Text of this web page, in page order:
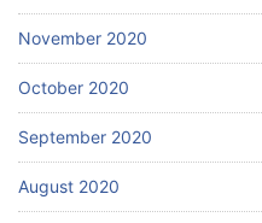
November 2020
October 2020
September 2020
August 2020